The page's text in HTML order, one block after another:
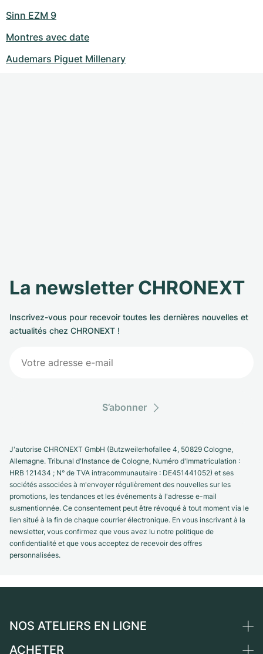
Sinn EZM 9
Montres avec date
Audemars Piguet Millenary
La newsletter CHRONEXT
Inscrivez-vous pour recevoir toutes les dernières nouvelles et
actualités chez CHRONEXT !
S’abonner
J'autorise CHRONEXT GmbH (Butzweilerhofallee 4, 50829 Cologne,
Allemagne. Tribunal d'Instance de Cologne, Numéro d'Immatriculation :
HRB 121434 ; N° de TVA intracommunautaire : DE451441052) et ses
sociétés associées à m'envoyer régulièrement des nouvelles sur les
promotions, les tendances et les événements à l'adresse e-mail
susmentionnée. Ce consentement peut être révoqué à tout moment via le
lien situé à la fin de chaque courrier électronique. En vous inscrivant à la
newsletter, vous confirmez que vous avez lu notre politique de
confidentialité et que vous acceptez de recevoir des offres
personnalisées.
NOS ATELIERS EN LIGNE
Allemagne
ACHETER